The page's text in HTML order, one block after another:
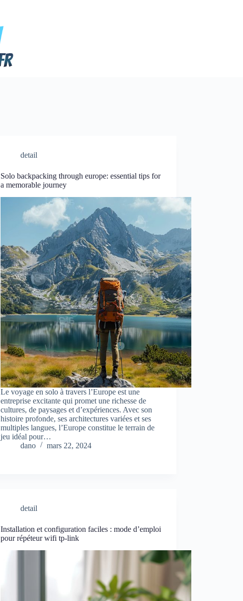
detail
Solo backpacking through europe: essential tips for
a memorable journey
Le voyage en solo à travers l’Europe est une
entreprise excitante qui promet une richesse de
cultures, de paysages et d’expériences. Avec son
histoire profonde, ses architectures variées et ses
multiples langues, l’Europe constitue le terrain de
jeu idéal pour…
dano
mars 22, 2024
detail
Installation et configuration faciles : mode d’emploi
pour répéteur wifi tp-link